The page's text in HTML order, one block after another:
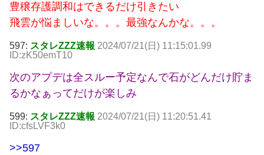
豊穣存護調和はできるだけ引きたい
飛雲が悩ましいな。。。最強なんかな。。。
597: スタレZZZ速報 2024/07/21(日) 11:15:01.99
ID:zK50emT10
次のアプデは全スルー予定なんで石がどんだけ貯ま
るかなぁってだけが楽しみ
599: スタレZZZ速報 2024/07/21(日) 11:20:51.41
ID:cfsLVF3k0
>>597